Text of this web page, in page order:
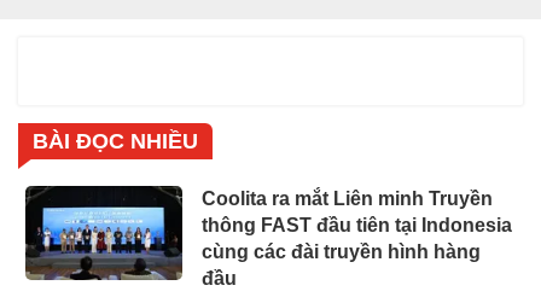
BÀI ĐỌC NHIỀU
Coolita ra mắt Liên minh Truyền
thông FAST đầu tiên tại Indonesia
cùng các đài truyền hình hàng
đầu